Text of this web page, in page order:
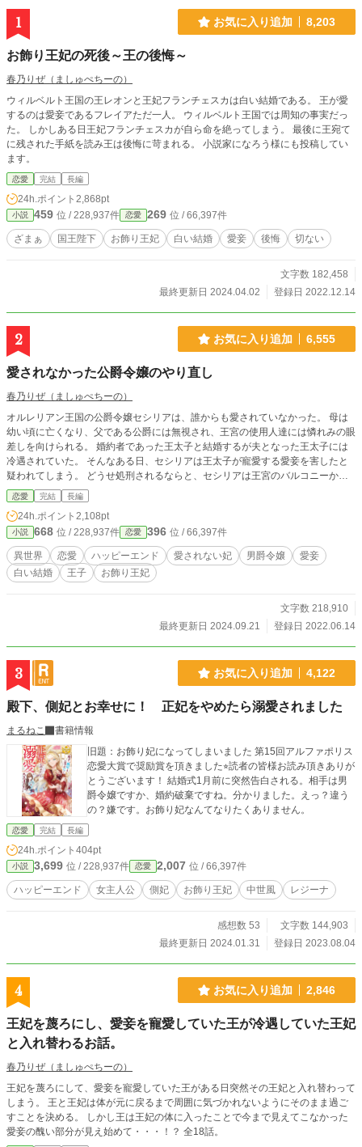
1 お気に入り追加 8,203
お飾り王妃の死後～王の後悔～
春乃りぜ（ましゅぺちーの）
ウィルベルト王国の王レオンと王妃フランチェスカは白い結婚である。 王が愛
するのは愛妾であるフレイアただ一人。 ウィルベルト王国では周知の事実だっ
た。 しかしある日王妃フランチェスカが自ら命を絶ってしまう。 最後に王宛て
に残された手紙を読み王は後悔に苛まれる。 小説家になろう様にも投稿してい
ます。
恋愛 完結 長編
24h.ポイント 2,868pt
小説 459 位 / 228,937件 恋愛 269 位 / 66,397件
ざまぁ 国王陛下 お飾り王妃 白い結婚 愛妾 後悔 切ない
文字数 182,458
最終更新日 2024.04.02
登録日 2022.12.14
2 お気に入り追加 6,555
愛されなかった公爵令嬢のやり直し
春乃りぜ（ましゅぺちーの）
オルレリアン王国の公爵令嬢セシリアは、誰からも愛されていなかった。 母は
幼い頃に亡くなり、父である公爵には無視され、王宮の使用人達には憐れみの眼
差しを向けられる。 婚約者であった王太子と結婚するが夫となった王太子には
冷遇されていた。 そんなある日、セシリアは王太子が寵愛する愛妾を害したと
疑われてしまう。 どうせ処刑されるならと、セシリアは王宮のバルコニーから
身を投げる。 死ぬ寸前のセシリアは思う。 「一度でいいから誰かに愛されたか
った。」と。 目が覚めた時、セシリアは12歳の頃に時間が巻き戻っていた。 セ
シリアは決意する。 「自分の幸せは自分でつかみ取る！」 幸せになるために奔
走するセシリア。 だがそれと同時に父である公爵の、婚約者である王太子の、
王太子の愛妾であった男爵令嬢の、驚くべき真実が次々と明らかになっていく。
小説家になろう様にも投稿しています。 タイトル変更しました！大幅改稿のた
め、一部非公開にしております。
恋愛 完結 長編
24h.ポイント 2,108pt
小説 668 位 / 228,937件 恋愛 396 位 / 66,397件
異世界 恋愛 ハッピーエンド 愛されない妃 男爵令嬢
愛妾
白い結婚
王子 お飾り王妃
文字数 218,910
最終更新日 2024.09.21
登録日 2022.06.14
3 お気に入り追加 4,122
殿下、側妃とお幸せに！ 正妃をやめたら溺愛されました
まるねこ
書籍情報
旧題：お飾り妃になってしまいました 第15回アルファポリス
恋愛大賞で奨励賞を頂きました⭐︎読者の皆様お読み頂きありが
とうございます！ 結婚式1月前に突然告白される。相手は男
爵令嬢ですか、婚約破棄ですね。分かりました。えっ？違う
の？嫌です。お飾り妃なんてなりたくありません。
恋愛 完結 長編
24h.ポイント 404pt
小説 3,699 位 / 228,937件 恋愛 2,007 位 / 66,397件
ハッピーエンド 女主人公 側妃 お飾り王妃 中世風 レジーナ
感想数 53
文字数 144,903
最終更新日 2024.01.31
登録日 2023.08.04
4 お気に入り追加 2,846
王妃を蔑ろにし、愛妾を寵愛していた王が冷遇していた王妃
と入れ替わるお話。
春乃りぜ（ましゅぺちーの）
王妃を蔑ろにして、愛妾を寵愛していた王がある日突然その王妃と入れ替わって
しまう。 王と王妃は体が元に戻るまで周囲に気づかれないようにそのまま過ご
すことを決める。 しかし王は王妃の体に入ったことで今まで見えてこなかった
愛妾の醜い部分が見え始めて・・・！？ 全18話。